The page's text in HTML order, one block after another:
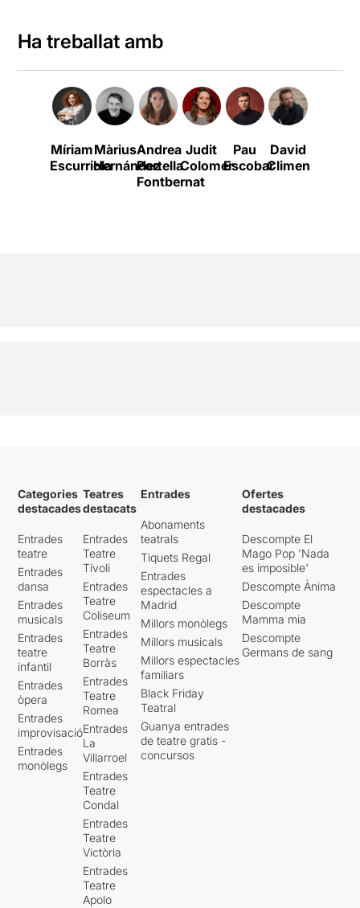
Ha treballat amb
Míriam
Escurriola
Màrius
Hernández
Andrea
Portella
Fontbernat
Judit
Colomer
Pau
Escobar
David
Climent
Categories
destacades
Entrades
teatre
Entrades
dansa
Entrades
musicals
Entrades
teatre
infantil
Entrades
òpera
Entrades
improvisació
Entrades
monòlegs
Teatres
destacats
Entrades
Teatre
Tívoli
Entrades
Teatre
Coliseum
Entrades
Teatre
Borràs
Entrades
Teatre
Romea
Entrades
La
Villarroel
Entrades
Teatre
Condal
Entrades
Teatre
Victòria
Entrades
Teatre
Apolo
Entrades
Abonaments
teatrals
Tiquets Regal
Entrades
espectacles a
Madrid
Millors monòlegs
Millors musicals
Millors espectacles
familiars
Black Friday
Teatral
Guanya entrades
de teatre gratis -
concursos
Ofertes
destacades
Descompte El
Mago Pop 'Nada
es imposible'
Descompte Ànima
Descompte
Mamma mia
Descompte
Germans de sang